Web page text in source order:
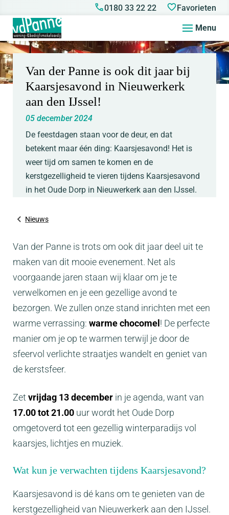
0180 33 22 22 Favorieten
Menu
Van der Panne is ook dit jaar bij
Kaarsjesavond in Nieuwerkerk
aan den IJssel!
05 december 2024
De feestdagen staan voor de deur, en dat
betekent maar één ding: Kaarsjesavond! Het is
weer tijd om samen te komen en de
kerstgezelligheid te vieren tijdens Kaarsjesavond
in het Oude Dorp in Nieuwerkerk aan den IJssel.
Nieuws
Van der Panne is trots om ook dit jaar deel uit te
maken van dit mooie evenement. Net als
voorgaande jaren staan wij klaar om je te
verwelkomen en je een gezellige avond te
bezorgen. We zullen onze stand inrichten met een
warme verrassing: warme chocomel! De perfecte
manier om je op te warmen terwijl je door de
sfeervol verlichte straatjes wandelt en geniet van
de kerstsfeer.
Zet vrijdag 13 december in je agenda, want van
17.00 tot 21.00 uur wordt het Oude Dorp
omgetoverd tot een gezellig winterparadijs vol
kaarsjes, lichtjes en muziek.
Wat kun je verwachten tijdens Kaarsjesavond?
Kaarsjesavond is dé kans om te genieten van de
kerstgezelligheid van Nieuwerkerk aan den IJssel.